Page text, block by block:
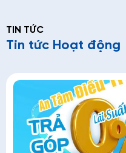
TIN TỨC
Tin tức Hoạt động